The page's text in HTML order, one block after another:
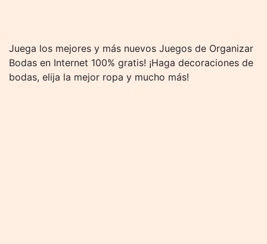
Juega los mejores y más nuevos Juegos de Organizar
Bodas en Internet 100% gratis! ¡Haga decoraciones de
bodas, elija la mejor ropa y mucho más!